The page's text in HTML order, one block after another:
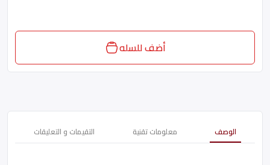
أضف للسله
الوصف معلومات تقنية التقيمات و التعليقات